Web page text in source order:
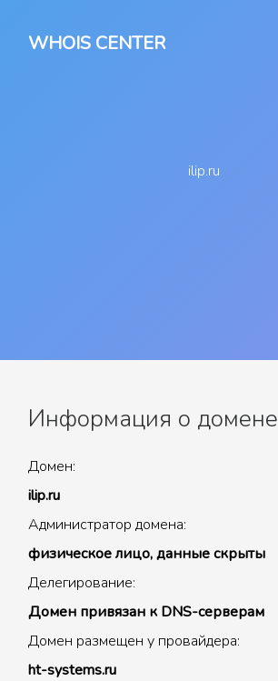
WHOIS CENTER
ilip.ru
Информация о домене
Домен:
ilip.ru
Администратор домена:
физическое лицо, данные скрыты
Делегирование:
Домен привязан к DNS-серверам
Домен размещен у провайдера:
ht-systems.ru